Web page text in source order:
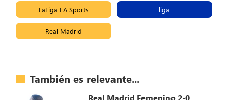
LaLiga EA Sports liga
Real Madrid
También es relevante...
Real Madrid Femenino 2-0